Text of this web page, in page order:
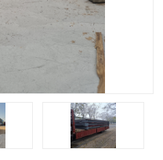
食品螺旋塔
木材撕碎机
金属撕碎机